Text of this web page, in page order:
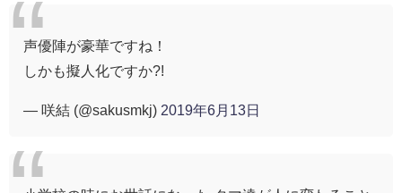
声優陣が豪華ですね！
しかも擬人化ですか?!
— 咲結 (@sakusmkj) 2019年6月13日